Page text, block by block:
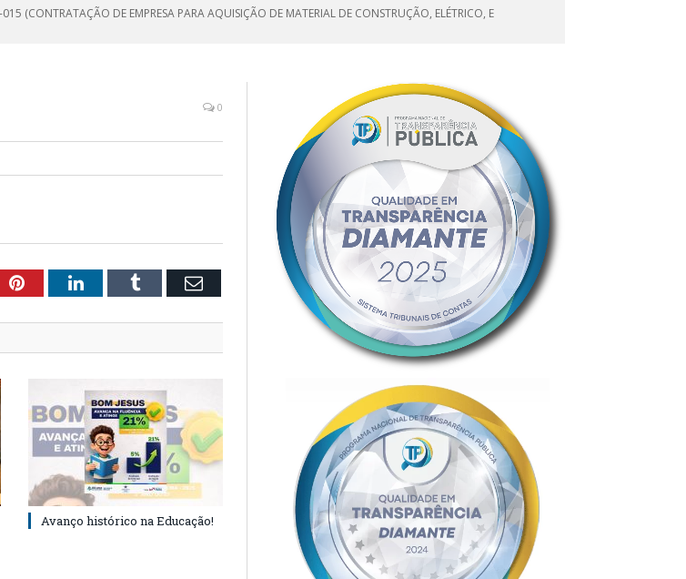
(CONTRATAÇÃO DE EMPRESA PARA AQUISIÇÃO DE MATERIAL DE CONSTRUÇÃO, ELÉTRICO, E
0
PinterestLinkedInTumblr Email
Avanço histórico na Educação!